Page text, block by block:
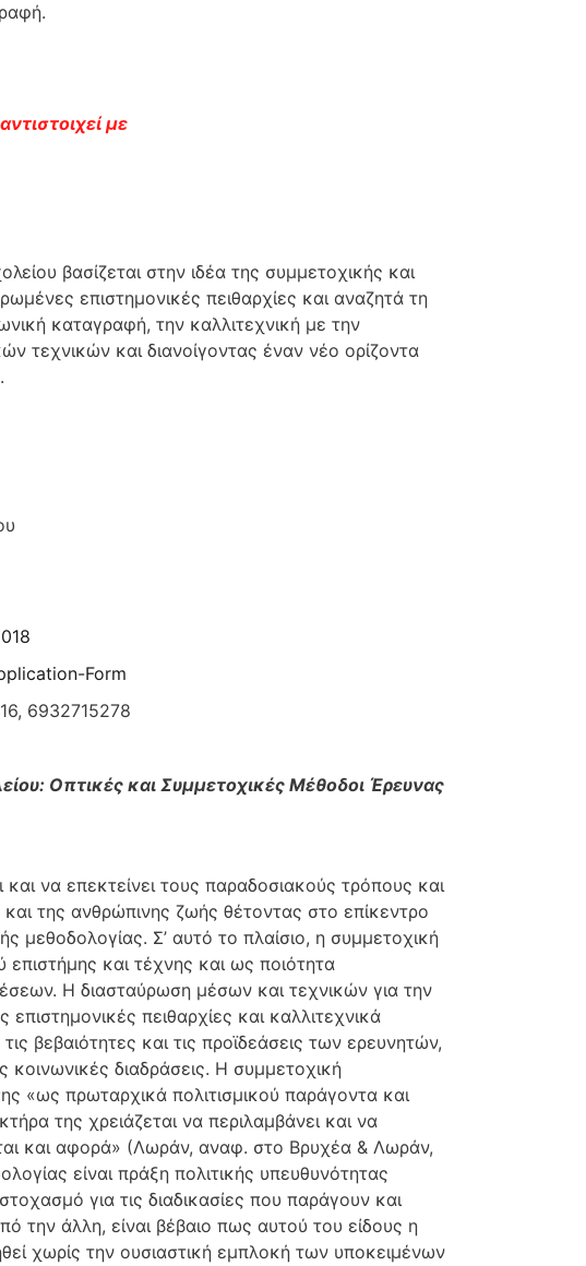
με
βασίζεται στην ιδέα της συμμετοχικής και
επιστημονικές πειθαρχίες και αναζητά τη
καταγραφή, την καλλιτεχνική με την
τεχνικών και διανοίγοντας έναν νέο ορίζοντα
Form
6932715278
Οπτικές και Συμμετοχικές Μέθοδοι Έρευνας
και να επεκτείνει τους παραδοσιακούς τρόπους και
της ανθρώπινης ζωής θέτοντας στο επίκεντρο
μεθοδολογίας. Σ’ αυτό το πλαίσιο, η συμμετοχική
και τέχνης και ως ποιότητα
Η διασταύρωση μέσων και τεχνικών για την
πειθαρχίες και καλλιτεχνικά
βεβαιότητες και τις προϊδεάσεις των ερευνητών,
διαδράσεις. Η συμμετοχική
«ως πρωταρχικά πολιτισμικού παράγοντα και
της χρειάζεται να περιλαμβάνει και να
και αφορά» (Λωράν, αναφ. στο Βρυχέα & Λωράν,
είναι πράξη πολιτικής υπευθυνότητας
για τις διαδικασίες που παράγουν και
την άλλη, είναι βέβαιο πως αυτού του είδους η
χωρίς την ουσιαστική εμπλοκή των υποκειμένων